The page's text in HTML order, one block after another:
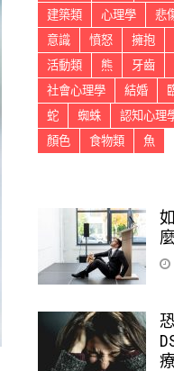
建築類
心理學 悲
意識
憤怒 擁抱
活動類
熊 牙齒
社會心理學
結婚
蛇
蜘蛛 認知心理
顏色
食物類 魚